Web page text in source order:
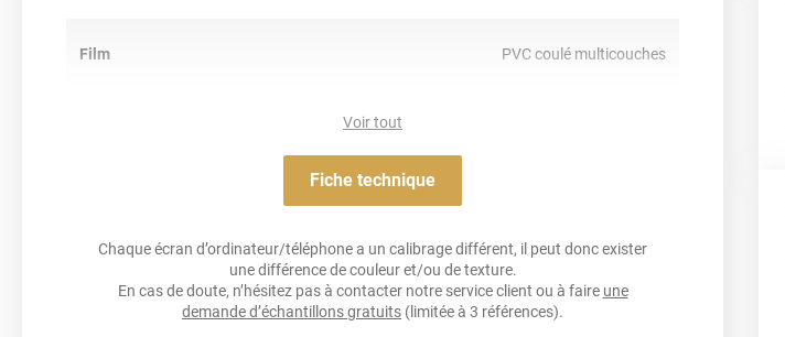
Film PVC coulé multicouches
Résistance À L'humidité
Voir tout
Fiche technique
Chaque écran d’ordinateur/téléphone a un calibrage différent, il peut donc exister
une différence de couleur et/ou de texture.
En cas de doute, n’hésitez pas à contacter notre service client ou à faire une
demande d’échantillons gratuits (limitée à 3 références).